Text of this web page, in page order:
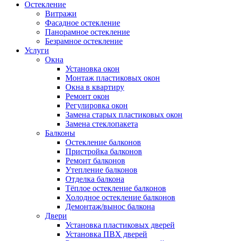
Остекление
Витражи
Фасадное остекление
Панорамное остекление
Безрамное остекление
Услуги
Окна
Установка окон
Монтаж пластиковых окон
Окна в квартиру
Ремонт окон
Регулировка окон
Замена старых пластиковых окон
Замена стеклопакета
Балконы
Остекление балконов
Пристройка балконов
Ремонт балконов
Утепление балконов
Отделка балкона
Тёплое остекление балконов
Холодное остекление балконов
Демонтаж/вынос балкона
Двери
Установка пластиковых дверей
Установка ПВХ дверей